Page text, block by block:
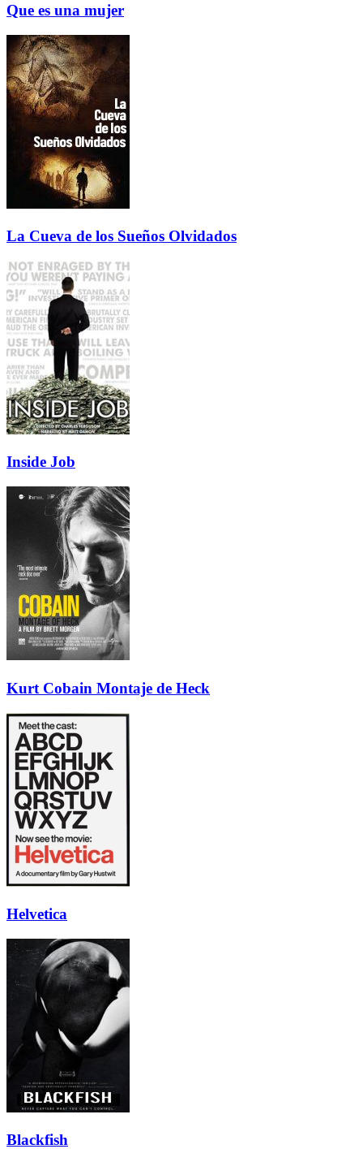
Que es una mujer
La Cueva de los Sueños Olvidados
Inside Job
Kurt Cobain Montaje de Heck
Helvetica
Blackfish